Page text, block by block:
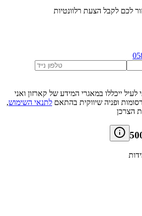
לכם לקבל הצעת רלוונטיות
ייכללו במאגרי המידע של קארזון ואני
ופניה שיווקית בהתאם לתנאי השימוש,
הצרכן